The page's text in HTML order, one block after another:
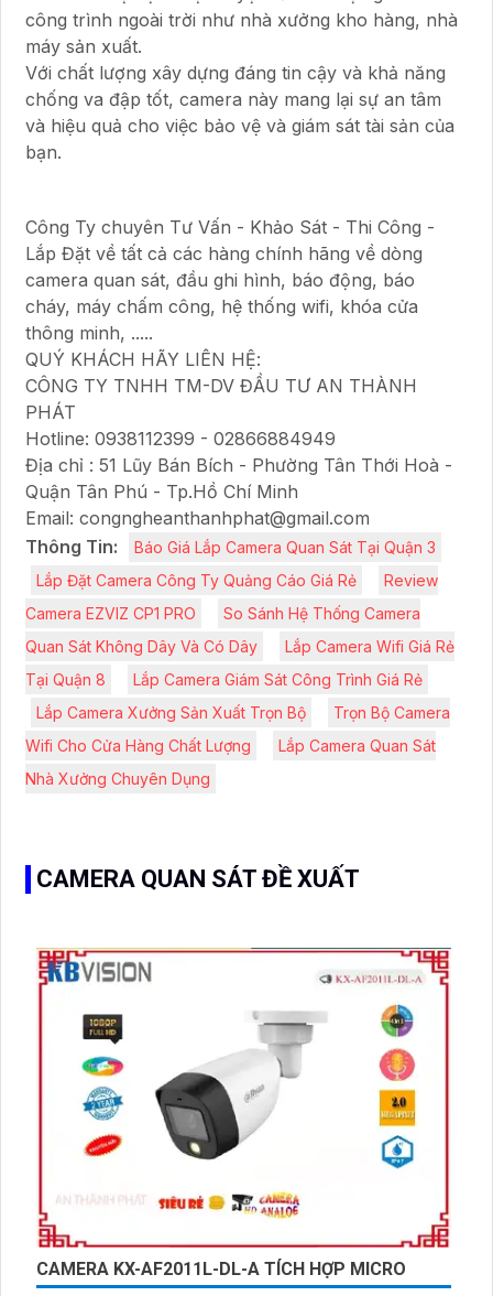
công trình ngoài trời như nhà xưởng kho hàng, nhà
máy sản xuất.
Với chất lượng xây dựng đáng tin cậy và khả năng
chống va đập tốt, camera này mang lại sự an tâm
và hiệu quả cho việc bảo vệ và giám sát tài sản của
bạn.
Công Ty chuyên Tư Vấn - Khảo Sát - Thi Công -
Lắp Đặt về tất cả các hàng chính hãng về dòng
camera quan sát, đầu ghi hình, báo động, báo
cháy, máy chấm công, hệ thống wifi, khóa cửa
thông minh, .....
QUÝ KHÁCH HÃY LIÊN HỆ:
CÔNG TY TNHH TM-DV ĐẦU TƯ AN THÀNH
PHÁT
Hotline: 0938112399 - 02866884949
Địa chỉ : 51 Lũy Bán Bích - Phường Tân Thới Hoà -
Quận Tân Phú - Tp.Hồ Chí Minh
Email: congngheanthanhphat@gmail.com
Thông Tin:
Báo Giá Lắp Camera Quan Sát Tại Quận 3
Lắp Đặt Camera Công Ty Quảng Cáo Giá Rẻ
Review
Camera EZVIZ CP1 PRO
So Sánh Hệ Thống Camera
Quan Sát Không Dây Và Có Dây
Lắp Camera Wifi Giá Rẻ
Tại Quận 8
Lắp Camera Giám Sát Công Trình Giá Rẻ
Lắp Camera Xưởng Sản Xuất Trọn Bộ
Trọn Bộ Camera
Wifi Cho Cửa Hàng Chất Lượng
Lắp Camera Quan Sát
Nhà Xưởng Chuyên Dụng
CAMERA QUAN SÁT ĐỀ XUẤT
CAMERA KX-AF2011L-DL-A TÍCH HỢP MICRO